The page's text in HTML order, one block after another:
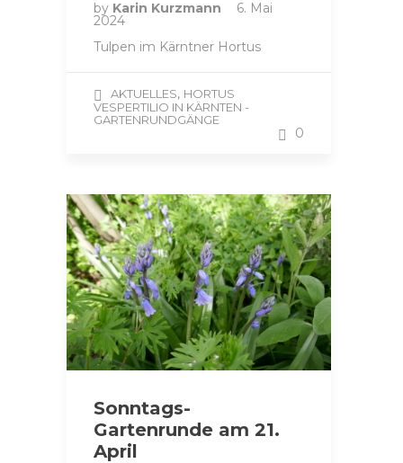
by Karin Kurzmann 6. Mai
2024
Tulpen im Kärntner Hortus
AKTUELLES, HORTUS
VESPERTILIO IN KÄRNTEN -
GARTENRUNDGÄNGE
0
Sonntags-
Gartenrunde am 21.
April